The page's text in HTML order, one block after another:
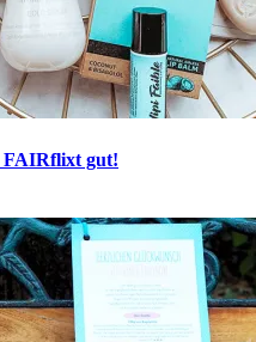
FAIRflixt gut!